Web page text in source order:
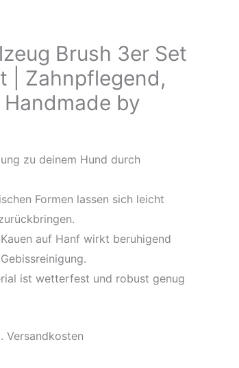
Brush 3er Set
| Zahnpflegend,
by
zu deinem Hund durch
Formen lassen sich leicht
Kauen auf Hanf wirkt beruhigend
ist wetterfest und robust genug
Versandkosten